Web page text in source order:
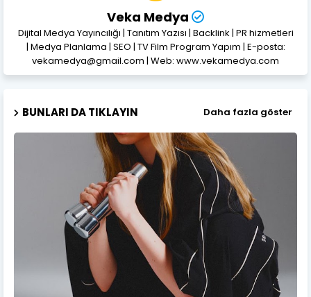
Veka Medya
Dijital Medya Yayıncılığı | Tanıtım Yazısı | Backlink | PR hizmetleri
| Medya Planlama | SEO | TV Film Program Yapım | E-posta:
vekamedya@gmail.com | Web: www.vekamedya.com
BUNLARI DA TIKLAYIN Daha fazla göster